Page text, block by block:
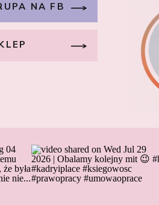
NA FB